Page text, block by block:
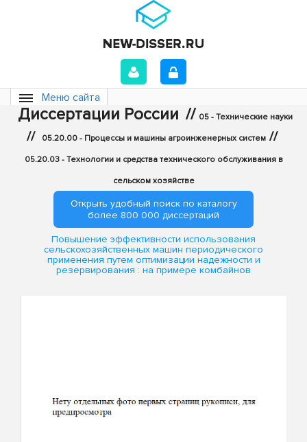
Меню сайта
Диссертации России // 05 - Технические науки
// 05.20.00 - Процессы и машины агроинженерных систем //
05.20.03 - Технологии и средства технического обслуживания в
сельском хозяйстве
Открыть удобный поиск по каталогу
более 800 000 диссертаций
Повышение эффективности использования
сельскохозяйственных машин периодического
применения путем оптимизации надежности и
резервирования : на примере комбайнов